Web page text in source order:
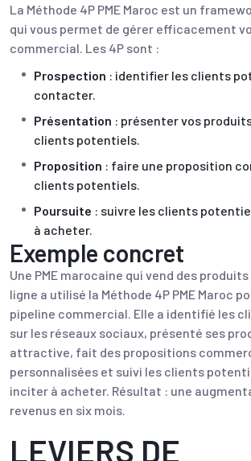
La Méthode 4P PME Maroc est un
qui vous permet de gérer efficacement
commercial. Les 4P sont :
Prospection : identifier les clients
contacter.
Présentation : présenter vos
clients potentiels.
Proposition : faire une proposition
clients potentiels.
Poursuite : suivre les clients
à acheter.
Exemple concret
Une PME marocaine qui vend des
ligne a utilisé la Méthode 4P PME Maroc
pipeline commercial. Elle a identifié les
sur les réseaux sociaux, présenté ses
attractive, fait des propositions
personnalisées et suivi les clients
inciter à acheter. Résultat : une
revenus en six mois.
LEVIERS DE